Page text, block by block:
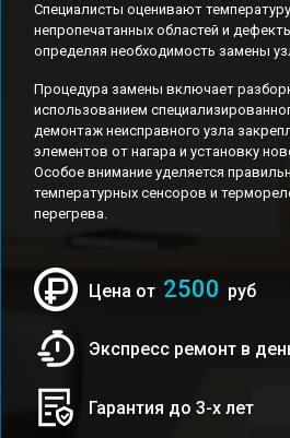
Специалисты оценивают
непропечатанных областей и
определяя необходимость замены
Процедура замены включает
использованием
демонтаж неисправного узла
элементов от нагара и установку
Особое внимание уделяется
температурных сенсоров и
перегрева.
Цена от 2500 руб
Экспресс ремонт в
Гарантия до 3-х лет